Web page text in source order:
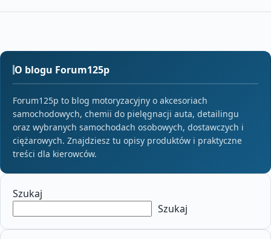
O blogu Forum125p
Forum125p to blog motoryzacyjny o akcesoriach
samochodowych, chemii do pielęgnacji auta, detailingu
oraz wybranych samochodach osobowych, dostawczych i
ciężarowych. Znajdziesz tu opisy produktów i praktyczne
treści dla kierowców.
Szukaj
Szukaj